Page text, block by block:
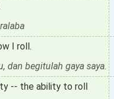
I roll.
dan begitulah gaya saya.
-- the ability to roll